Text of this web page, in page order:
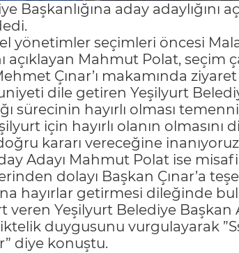
Başkanlığına aday adaylığını
yönetimler seçimleri öncesi
açıklayan Mahmut Polat, seçim
Çınar’ı makamında
dile getiren Yeşilyurt
sürecinin hayırlı olması
için hayırlı olanın olmasını
kararı vereceğine
Adayı Mahmut Polat ise
dolayı Başkan Çınar’a
hayırlar getirmesi dileğinde
veren Yeşilyurt Belediye Başkan
duygusunu vurgulayarak
diye konuştu.